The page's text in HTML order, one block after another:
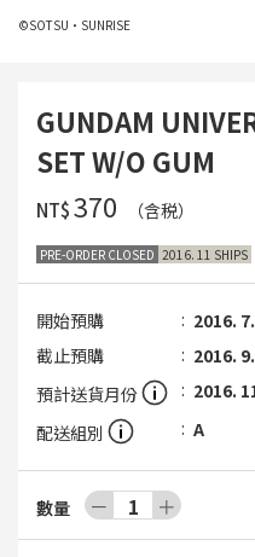
©SOTSU・SUNRISE
GUNDAM
SET W/O GUM
NT$‌370 （含税）
PRE-ORDER CLOSED 2016. 11 SHIPS
開始預購
2016.
截止預購
2016.
預計送貨月份
2016.
配送組別
A
數量 － 1 ＋